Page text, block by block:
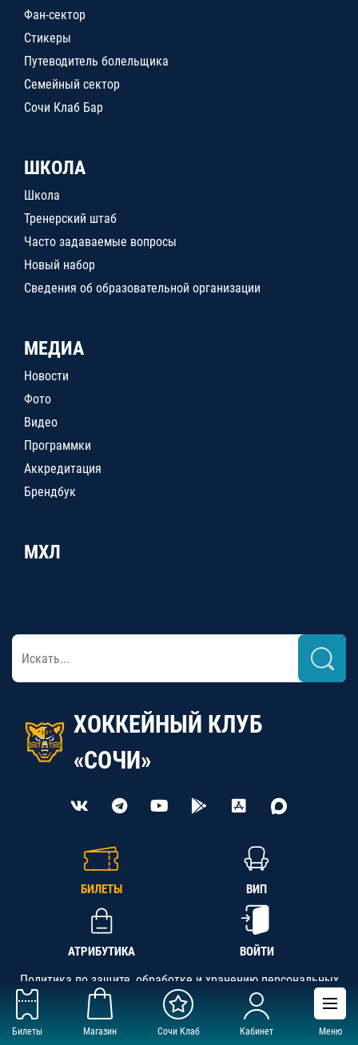
Билеты Магазин Сочи Клаб Кабинет Меню
Фан-сектор
Стикеры
Путеводитель болельщика
Семейный сектор
Сочи Клаб Бар
ШКОЛА
Школа
Тренерский штаб
Часто задаваемые вопросы
Новый набор
Сведения об образовательной организации
МЕДИА
Новости
Фото
Видео
Программки
Аккредитация
Брендбук
МХЛ
ХОККЕЙНЫЙ КЛУБ
«СОЧИ»
БИЛЕТЫ ВИП
АТРИБУТИКА ВОЙТИ
Политика по защите, обработке и хранению персональных
данных
АНО «СК «Кубань-Регион», ОГРН 1142300002349,